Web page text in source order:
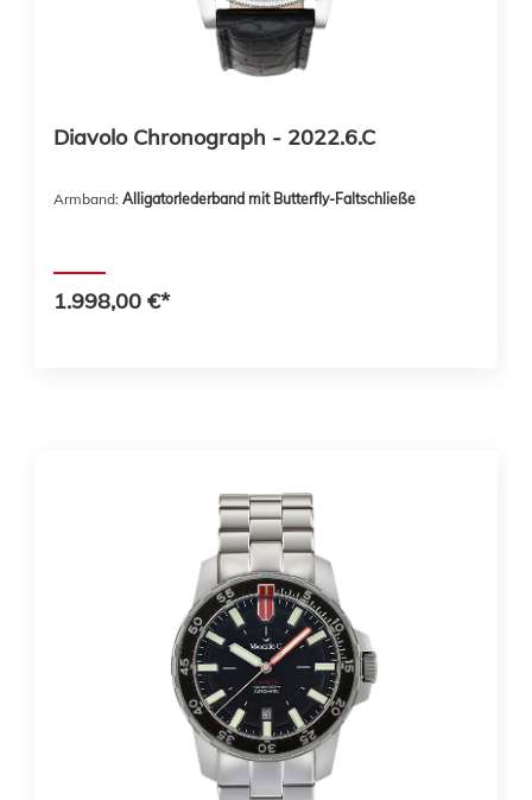
Diavolo Chronograph - 2022.6.C
Armband: Alligatorlederband mit Butterfly-Faltschließe
1.998,00 €*